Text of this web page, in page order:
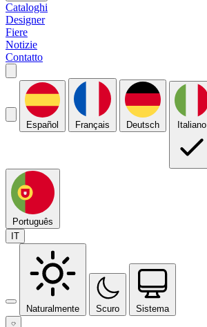
Cataloghi
Designer
Fiere
Notizie
Contatto
Español Français Deutsch Italiano
Português
IT
Naturalmente Scuro Sistema